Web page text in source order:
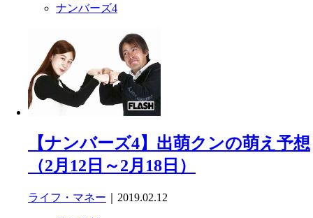
ナンバーズ4
【ナンバーズ4】出萌クンの萌え予想
（2月12日～2月18日）
ライフ・マネー ｜2019.02.12